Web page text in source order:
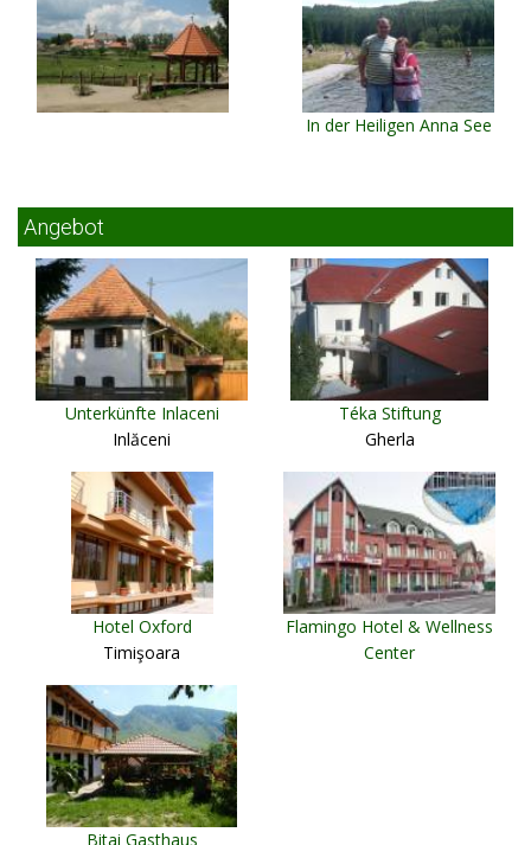
In der Heiligen Anna See
Angebot
Unterkünfte Inlaceni
Inlăceni
Téka Stiftung
Gherla
Hotel Oxford
Timişoara
Flamingo Hotel & Wellness
Center
Bitai Gasthaus